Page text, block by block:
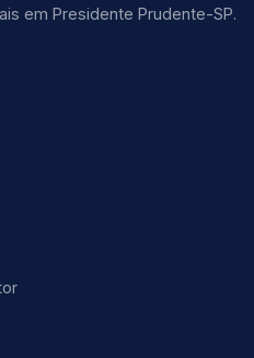
em Presidente Prudente-SP.